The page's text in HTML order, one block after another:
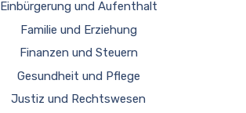
Einbürgerung und Aufenthalt
Familie und Erziehung
Finanzen und Steuern
Gesundheit und Pflege
Justiz und Rechtswesen